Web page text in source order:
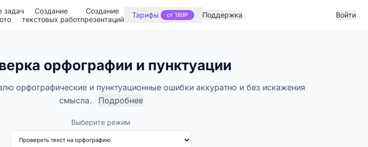
задач
Создание
текстовых работ
Создание
презентаций
Тарифы от 189Р Поддержка Войти
орфографии и пунктуации
орфографические и пунктуационные ошибки аккуратно и без искажения
смысла.
Подробнее
Выберите режим